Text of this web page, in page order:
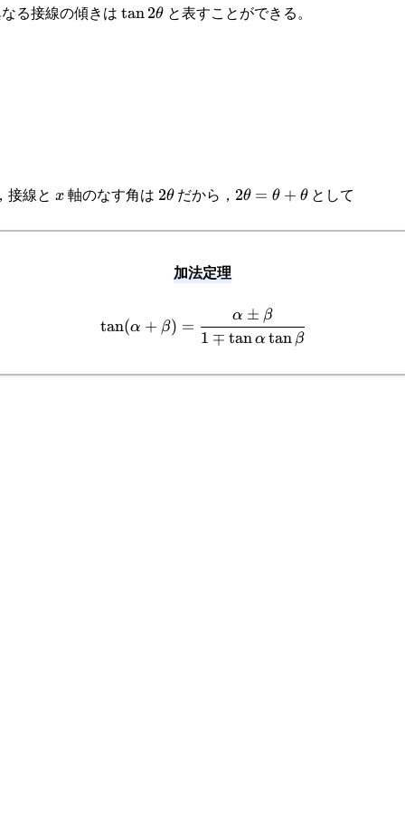
なる接線の傾きは\tan2\theta
tan2θと表すことができる。
接線と x軸のなす角は 2\theta
2θだから， 2\theta=\theta+\theta
2θ = θ + θとして
加法定理
{1\mp\tan\alpha\tan\beta}
tan(α + β) =
1 ∓ tanα tan β
α ± β